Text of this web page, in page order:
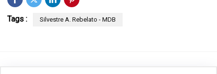
Tags : Silvestre A. Rebelato - MDB